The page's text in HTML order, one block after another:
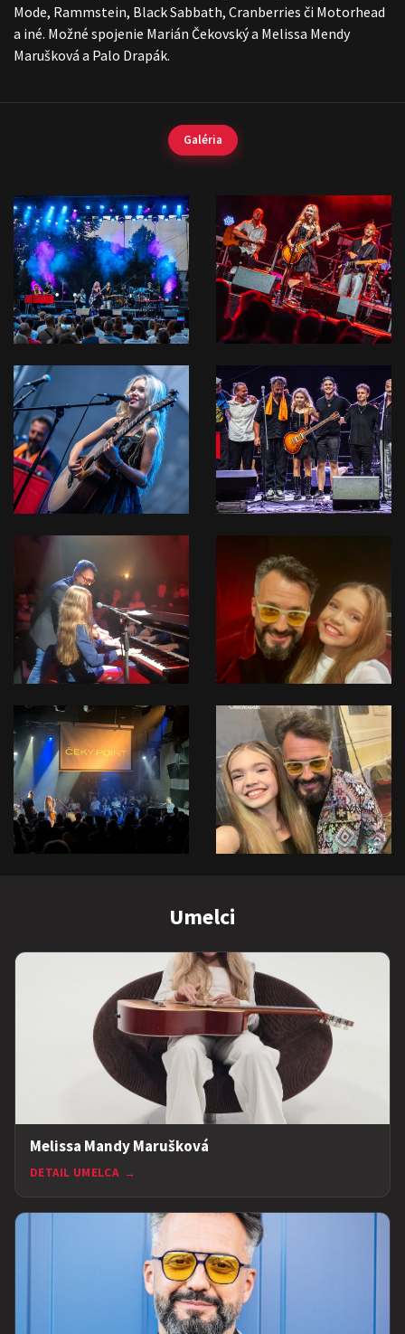
Mode, Rammstein, Black Sabbath, Cranberries či Motorhead
a iné. Možné spojenie Marián Čekovský a Melissa Mendy
Marušková a Palo Drapák.
Galéria
Umelci
Melissa Mandy Marušková
DETAIL UMELCA →